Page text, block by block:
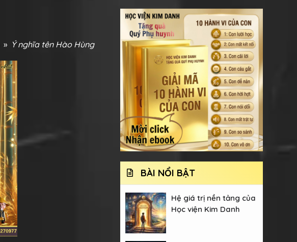
» Ý nghĩa tên Hào Hùng
BÀI NỔI BẬT
Hệ giá trị nền tảng của
Học viện Kim Danh